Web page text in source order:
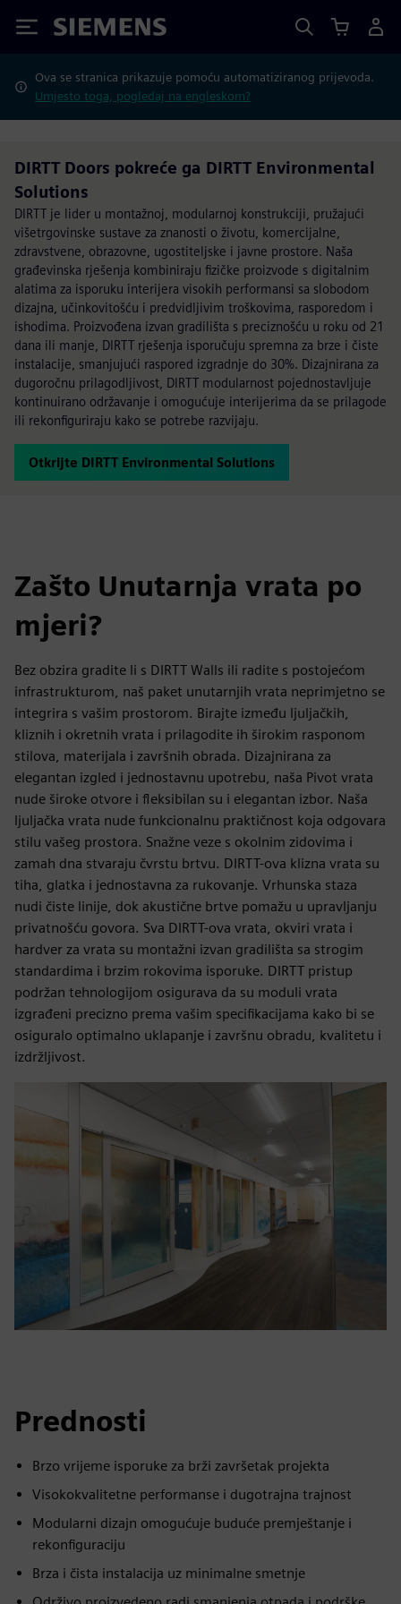
Siemens
Ova se stranica prikazuje pomoću automatiziranog prijevoda.
Umjesto toga, pogledaj na engleskom?
DIRTT Doors pokreće ga DIRTT Environmental
Solutions
DIRTT je lider u montažnoj, modularnoj konstrukciji, pružajući
višetrgovinske sustave za znanosti o životu, komercijalne,
zdravstvene, obrazovne, ugostiteljske i javne prostore. Naša
građevinska rješenja kombiniraju fizičke proizvode s digitalnim
alatima za isporuku interijera visokih performansi sa slobodom
dizajna, učinkovitošću i predvidljivim troškovima, rasporedom i
ishodima. Proizvođena izvan gradilišta s preciznošću u roku od 21
dana ili manje, DIRTT rješenja isporučuju spremna za brze i čiste
instalacije, smanjujući raspored izgradnje do 30%. Dizajnirana za
dugoročnu prilagodljivost, DIRTT modularnost pojednostavljuje
kontinuirano održavanje i omogućuje interijerima da se prilagode
ili rekonfiguriraju kako se potrebe razvijaju.
Otkrijte DIRTT Environmental Solutions
Zašto Unutarnja vrata po
mjeri?
Bez obzira gradite li s DIRTT Walls ili radite s postojećom
infrastrukturom, naš paket unutarnjih vrata neprimjetno se
integrira s vašim prostorom. Birajte između ljuljačkih,
kliznih i okretnih vrata i prilagodite ih širokim rasponom
stilova, materijala i završnih obrada. Dizajnirana za
elegantan izgled i jednostavnu upotrebu, naša Pivot vrata
nude široke otvore i fleksibilan su i elegantan izbor. Naša
ljuljačka vrata nude funkcionalnu praktičnost koja odgovara
stilu vašeg prostora. Snažne veze s okolnim zidovima i
zamah dna stvaraju čvrstu brtvu. DIRTT-ova klizna vrata su
tiha, glatka i jednostavna za rukovanje. Vrhunska staza
nudi čiste linije, dok akustične brtve pomažu u upravljanju
privatnošću govora. Sva DIRTT-ova vrata, okviri vrata i
hardver za vrata su montažni izvan gradilišta sa strogim
standardima i brzim rokovima isporuke. DIRTT pristup
podržan tehnologijom osigurava da su moduli vrata
izgrađeni precizno prema vašim specifikacijama kako bi se
osiguralo optimalno uklapanje i završnu obradu, kvalitetu i
izdržljivost.
Prednosti
Brzo vrijeme isporuke za brži završetak projekta
Visokokvalitetne performanse i dugotrajna trajnost
Modularni dizajn omogućuje buduće premještanje i
rekonfiguraciju
Brza i čista instalacija uz minimalne smetnje